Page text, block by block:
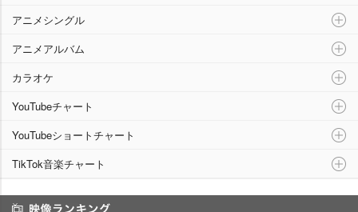
アニメシングル
アニメアルバム
カラオケ
YouTubeチャート
YouTubeショートチャート
TikTok音楽チャート